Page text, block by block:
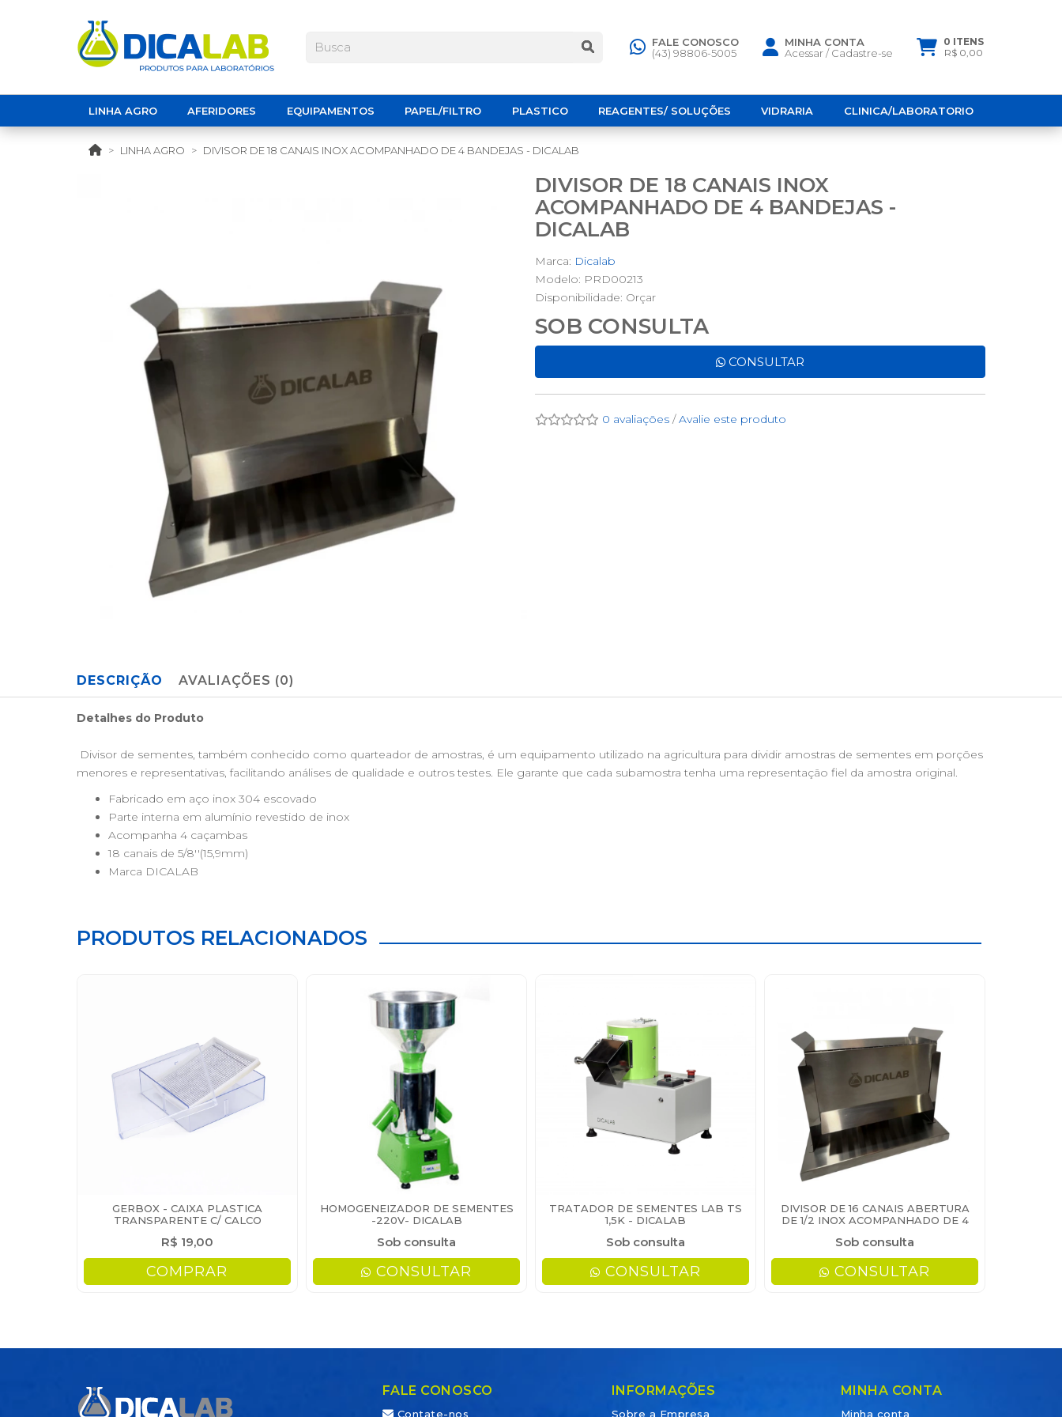
FALE CONOSCO
(43) 98806-5005
MINHA CONTA
Acessar/Cadastre-se
0 ITENS
R$ 0,00
LINHA AGRO AFERIDORES EQUIPAMENTOS PAPEL/FILTRO PLASTICO REAGENTES/ SOLUÇÕES VIDRARIA CLINICA/LABORATORIO
LINHA AGRO DIVISOR DE 18 CANAIS INOX ACOMPANHADO DE 4 BANDEJAS - DICALAB
DIVISOR DE 18 CANAIS INOX
ACOMPANHADO DE 4 BANDEJAS -
DICALAB
Marca: Dicalab
Modelo: PRD00213
Disponibilidade: Orçar
SOB CONSULTA
CONSULTAR
0 avaliações /Avalie este produto
DESCRIÇÃO AVALIAÇÕES (0)
Detalhes do Produto
Divisor de sementes, também conhecido como quarteador de amostras, é um equipamento utilizado na agricultura para dividir amostras de sementes em porções
menores e representativas, facilitando análises de qualidade e outros testes. Ele garante que cada subamostra tenha uma representação fiel da amostra original.
Fabricado em aço inox 304 escovado
Parte interna em alumínio revestido de inox
Acompanha 4 caçambas
18 canais de 5/8''(15,9mm)
Marca DICALAB
PRODUTOS RELACIONADOS
GERBOX - CAIXA PLASTICA
TRANSPARENTE C/ CALCO
R$ 19,00
COMPRAR
HOMOGENEIZADOR DE SEMENTES
-220V- DICALAB
Sob consulta
CONSULTAR
TRATADOR DE SEMENTES LAB TS
1,5K - DICALAB
Sob consulta
CONSULTAR
DIVISOR DE 16 CANAIS ABERTURA
DE 1/2 INOX ACOMPANHADO DE 4
Sob consulta
CONSULTAR
FALE CONOSCO
Contate-nos
INFORMAÇÕES
Sobre a Empresa
MINHA CONTA
Minha conta